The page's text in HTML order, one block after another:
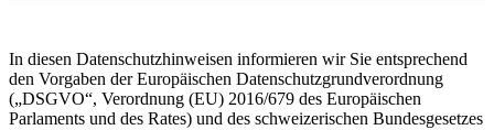
In diesen Datenschutzhinweisen informieren wir Sie entsprechend
den Vorgaben der Europäischen Datenschutzgrundverordnung
(„DSGVO“, Verordnung (EU) 2016/679 des Europäischen
Parlaments und des Rates) und des schweizerischen Bundesgesetzes